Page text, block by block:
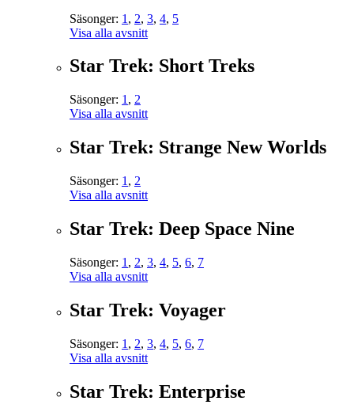
Säsonger: 1 , 2, 3, 4, 5
Visa alla avsnitt
Star Trek: Short Treks
Säsonger: 1 , 2
Visa alla avsnitt
Star Trek: Strange New Worlds
Säsonger: 1 , 2
Visa alla avsnitt
Star Trek: Deep Space Nine
Säsonger: 1 , 2, 3, 4, 5, 6, 7
Visa alla avsnitt
Star Trek: Voyager
Säsonger: 1 , 2, 3, 4, 5, 6, 7
Visa alla avsnitt
Star Trek: Enterprise